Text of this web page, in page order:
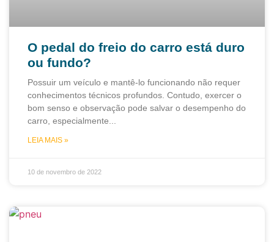
O pedal do freio do carro está duro
ou fundo?
Possuir um veículo e mantê-lo funcionando não requer
conhecimentos técnicos profundos. Contudo, exercer o
bom senso e observação pode salvar o desempenho do
carro, especialmente
LEIA MAIS »
10 de novembro de 2022